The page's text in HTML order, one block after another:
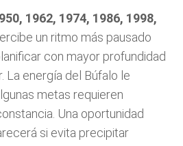
1962, 1974, 1986, 1998,
un ritmo más pausado
con mayor profundidad
La energía del Búfalo le
metas requieren
Una oportunidad
si evita precipitar